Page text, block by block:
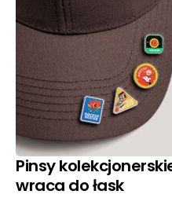
Pinsy
wraca do łask